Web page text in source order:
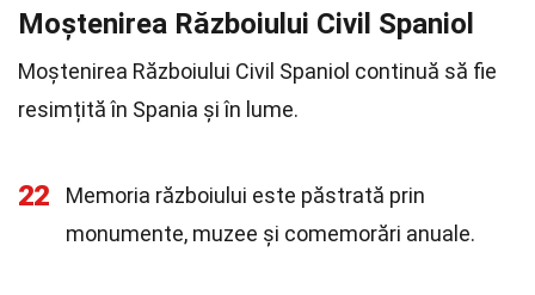
Moștenirea Războiului Civil Spaniol
Moștenirea Războiului Civil Spaniol continuă să fie
resimțită în Spania și în lume.
22
Memoria războiului este păstrată prin
monumente, muzee și comemorări anuale.